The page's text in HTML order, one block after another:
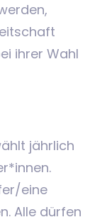
ihrer Wahl
jährlich
eine
Alle dürfen